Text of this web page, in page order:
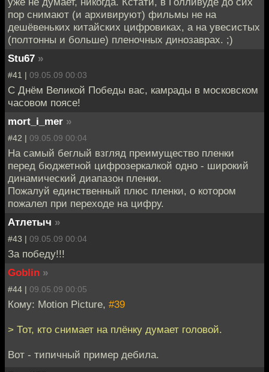
пор снимают (и архивируют) фильмы не на
дешёвеньких китайских цифровиках, а на увесистых
(полтонны и больше) пленочных динозаврах. ;)
Stu67 »
#41 | 09.05.09 00:03
С Днём Великой Победы вас, камрады в московском
часовом поясе!
mort_i_mer »
#42 | 09.05.09 00:04
На самый беглый взгляд преимущество пленки
перед бюджетной цифрозеркалкой одно - широкий
динамический диапазон пленки.
Пожалуй единственный плюс пленки, о котором
пожалел при переходе на цифру.
Атлетыч »
#43 | 09.05.09 00:04
За победу!!!
Goblin »
#44 | 09.05.09 00:05
Кому: Motion Picture, #39
> Тот, кто снимает на плёнку думает головой.
Вот - типичный пример дебила.